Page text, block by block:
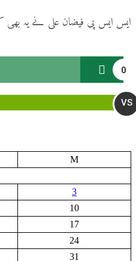
ایس ایس پی فیضان علی نے یہ
0
VS
M
3
10
17
24
31